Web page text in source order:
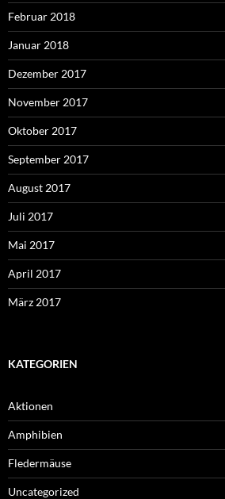
Februar 2018
Januar 2018
Dezember 2017
November 2017
Oktober 2017
September 2017
August 2017
Juli 2017
Mai 2017
April 2017
März 2017
KATEGORIEN
Aktionen
Amphibien
Fledermäuse
Uncategorized